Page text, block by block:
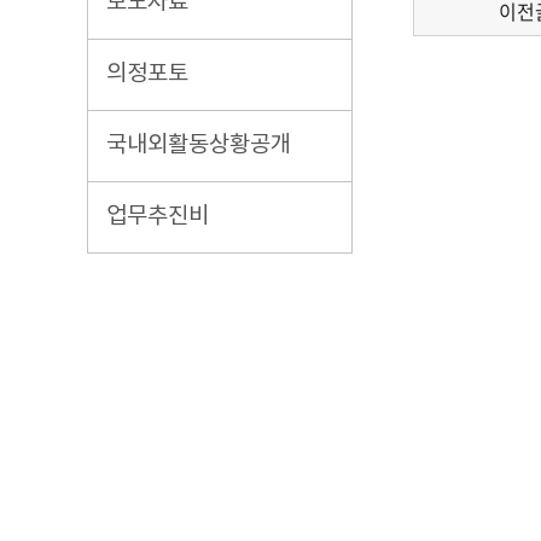
의정포토
국내외활동상황공개
업무추진비
이전